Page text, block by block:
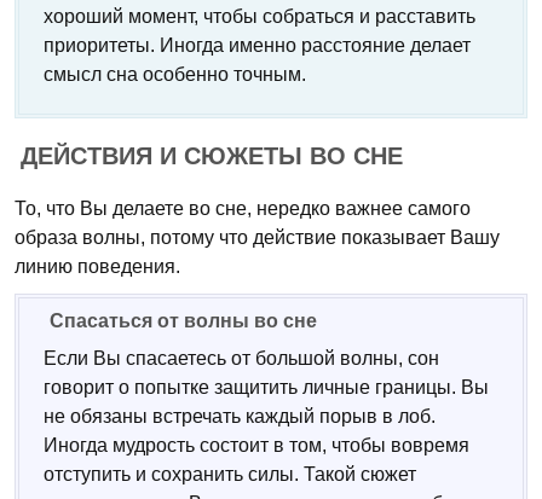
хороший момент, чтобы собраться и расставить
приоритеты. Иногда именно расстояние делает
смысл сна особенно точным.
ДЕЙСТВИЯ И СЮЖЕТЫ ВО СНЕ
То, что Вы делаете во сне, нередко важнее самого
образа волны, потому что действие показывает Вашу
линию поведения.
Спасаться от волны во сне
Если Вы спасаетесь от большой волны, сон
говорит о попытке защитить личные границы. Вы
не обязаны встречать каждый порыв в лоб.
Иногда мудрость состоит в том, чтобы вовремя
отступить и сохранить силы. Такой сюжет